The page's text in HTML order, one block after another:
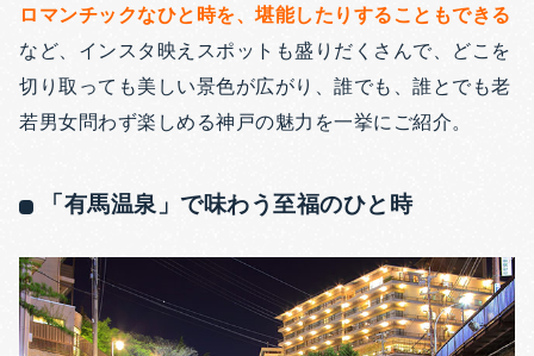
ロマンチックなひと時を、堪能したりすることもできる
など、インスタ映えスポットも盛りだくさんで、どこを
切り取っても美しい景色が広がり、誰でも、誰とでも老
若男女問わず楽しめる神戸の魅力を一挙にご紹介。
「有馬温泉」で味わう至福のひと時